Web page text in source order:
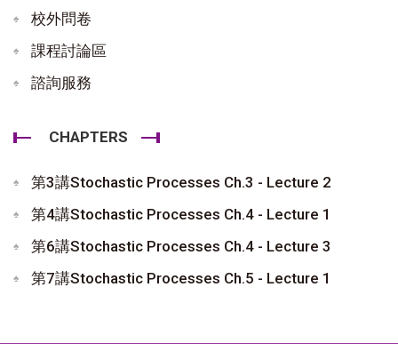
校外問卷
課程討論區
諮詢服務
CHAPTERS
第3講Stochastic Processes Ch.3 - Lecture 2
第4講Stochastic Processes Ch.4 - Lecture 1
第6講Stochastic Processes Ch.4 - Lecture 3
第7講Stochastic Processes Ch.5 - Lecture 1